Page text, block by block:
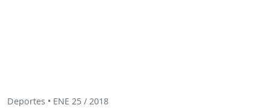
Deportes • ENE 25 / 2018